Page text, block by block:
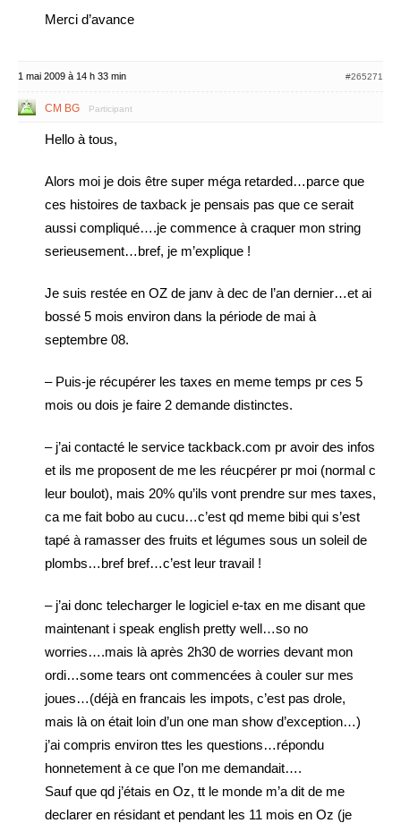
Merci d’avance
1 mai 2009 à 14 h 33 min #265271
CM BG Participant
Hello à tous,
Alors moi je dois être super méga retarded…parce que
ces histoires de taxback je pensais pas que ce serait
aussi compliqué….je commence à craquer mon string
serieusement…bref, je m’explique !
Je suis restée en OZ de janv à dec de l’an dernier…et ai
bossé 5 mois environ dans la période de mai à
septembre 08.
– Puis-je récupérer les taxes en meme temps pr ces 5
mois ou dois je faire 2 demande distinctes.
– j’ai contacté le service tackback.com pr avoir des infos
et ils me proposent de me les réucpérer pr moi (normal c
leur boulot), mais 20% qu’ils vont prendre sur mes taxes,
ca me fait bobo au cucu…c’est qd meme bibi qui s’est
tapé à ramasser des fruits et légumes sous un soleil de
plombs…bref bref…c’est leur travail !
– j’ai donc telecharger le logiciel e-tax en me disant que
maintenant i speak english pretty well…so no
worries….mais là après 2h30 de worries devant mon
ordi…some tears ont commencées à couler sur mes
joues…(déjà en francais les impots, c’est pas drole,
mais là on était loin d’un one man show d’exception…)
j’ai compris environ ttes les questions…répondu
honnetement à ce que l’on me demandait….
Sauf que qd j’étais en Oz, tt le monde m’a dit de me
declarer en résidant et pendant les 11 mois en Oz (je